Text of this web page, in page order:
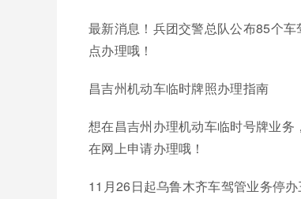
最新消息！兵团交警总队公布85个
点办理哦！
昌吉州机动车临时牌照办理指南
想在昌吉州办理机动车临时号牌业
在网上申请办理哦！
11月26日起乌鲁木齐车驾管业务停办